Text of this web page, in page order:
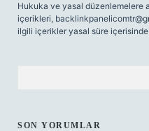
Hukuka ve yasal düzenlemelere
içerikleri,
ilgili içerikler yasal süre içerisinde
SON YORUMLAR